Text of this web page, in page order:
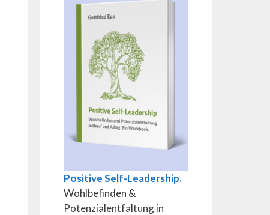
Positive Self-Leadership.
Wohlbefinden &
Potenzialentfaltung in